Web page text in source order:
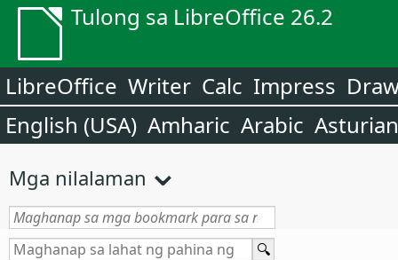
Tulong sa LibreOffice 26.2
LibreOffice Writer Calc Impress
English (USA) Amharic Arabic Asturian
Mga nilalaman